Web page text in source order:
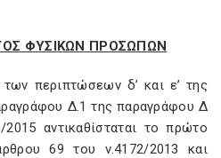
ΦΥΣΙΚΩΝ ΠΡΟΣΩΠΩΝ
περιπτώσεων δ’ και ε’ της
Δ.1 της παραγράφου Δ
αντικαθίσταται το πρώτο
69 του ν.4172/2013 και